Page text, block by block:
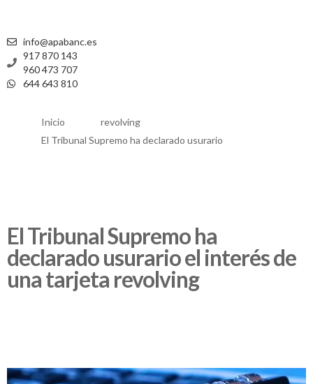
info@apabanc.es
917 870 143
960 473 707
644 643 810
Inicio
revolving
El Tribunal Supremo ha declarado usurario
El Tribunal Supremo ha
declarado usurario el interés de
una tarjeta revolving